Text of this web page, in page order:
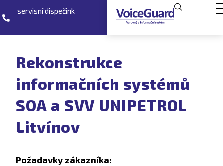
servisní dispečink
Rekonstrukce
informačních systémů
SOA a SVV UNIPETROL
Litvínov
Požadavky zákazníka: